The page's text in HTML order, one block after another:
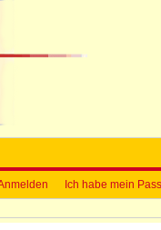
Ich habe mein